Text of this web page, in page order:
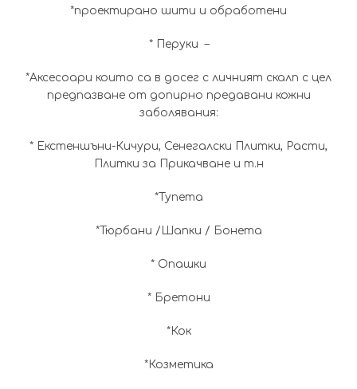
*проектирано шити и обработени
* Перуки –
*Аксесоари които са в досег с личният скалп с цел
предпазване от допирно предавани кожни
заболявания:
* Екстеншъни-Кичури, Сенегалски Плитки, Расти,
Плитки за Прикачване и т.н
*Тупета
*Тюрбани /Шапки / Бонета
* Опашки
* Бретони
*Кок
*Козметика